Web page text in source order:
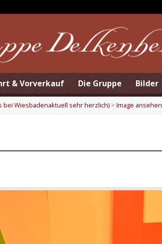
& Vorverkauf Die Gruppe Bilder
bei Wiesbadenaktuell sehr herzlich) >Image ansehen